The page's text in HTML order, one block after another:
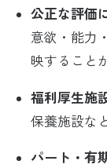
公正な評価
意欲・能力
映すること
福利厚生施
保養施設な
パート・有